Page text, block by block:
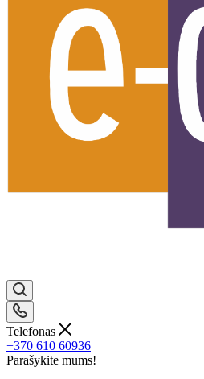
Telefonas
+370 610 60936
Parašykite mums!